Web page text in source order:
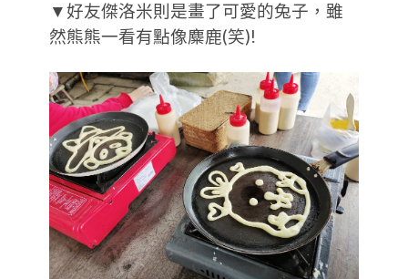
▼好友傑洛米則是畫了可愛的兔子，雖
然熊熊一看有點像麋鹿(笑)!